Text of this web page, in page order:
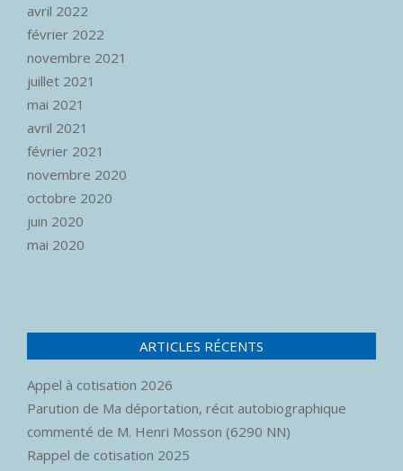
avril 2022
février 2022
novembre 2021
juillet 2021
mai 2021
avril 2021
février 2021
novembre 2020
octobre 2020
juin 2020
mai 2020
ARTICLES RÉCENTS
Appel à cotisation 2026
Parution de Ma déportation, récit autobiographique
commenté de M. Henri Mosson (6290 NN)
Rappel de cotisation 2025